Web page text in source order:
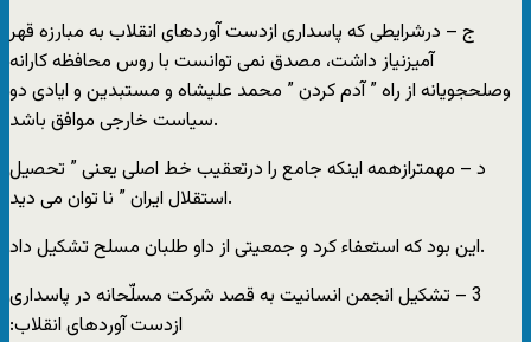
ج – درشرایطی که پاسداری ازدست آوردهای انقلاب به مبارزه قهر
آمیزنیاز داشت، مصدق نمی توانست با روس محافظه کارانه
وصلحجویانه از راه ” آدم کردن ” محمد علیشاه و مستبدین و ایادی دو
سیاست خارجی موافق باشد.
د – مهمترازهمه اینکه جامع را درتعقیب خط اصلی یعنی ” تحصیل
استقلال ایران ” نا توان می دید.
این بود که استعفاء کرد و جمعیتی از داو طلبان مسلح تشکیل داد.
‏3 – تشکیل انجمن انسانیت به قصد شرکت مسلّحانه در پاسداری
ازدست آوردهای انقلاب:‏